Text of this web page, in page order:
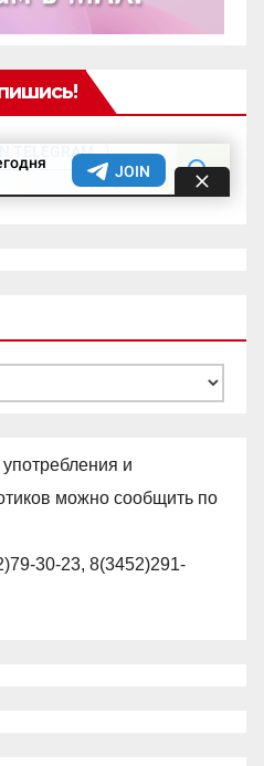
и
можно сообщить по
30-23, 8(3452)291-